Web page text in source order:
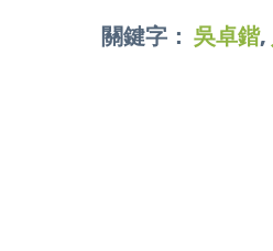
關鍵字： 吳卓鍇,